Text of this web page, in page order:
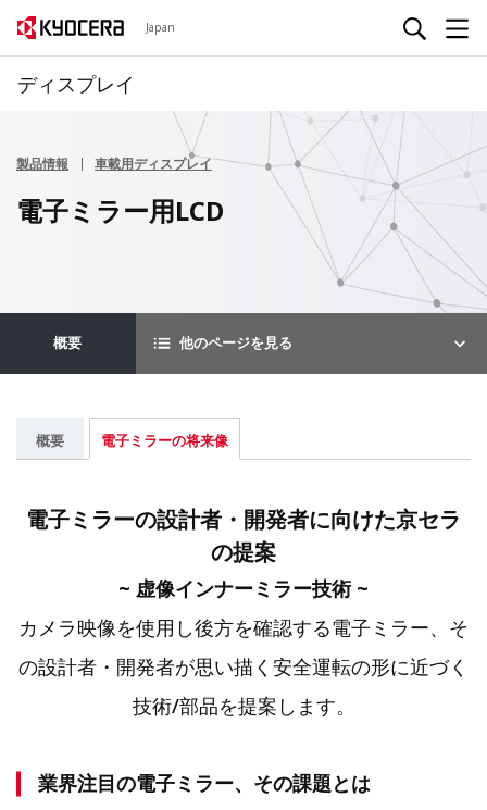
Japan
ディスプレイ
製品情報 車載用ディスプレイ
電子ミラー用LCD
概要 他のページを見る
概要 電子ミラーの将来像
電子ミラーの設計者・開発者に向けた京セラ
の提案
~ 虚像インナーミラー技術 ~
カメラ映像を使用し後方を確認する電子ミラー、そ
の設計者・開発者が思い描く安全運転の形に近づく
技術/部品を提案します。
業界注目の電子ミラー、その課題とは